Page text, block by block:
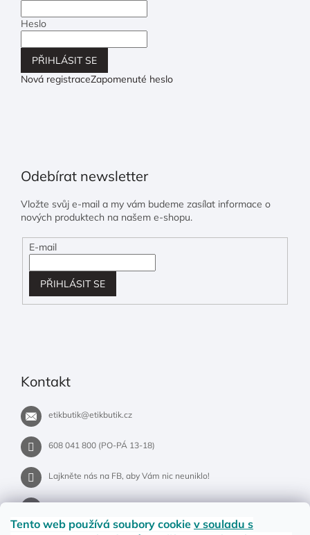
Tento web používá soubory cookie v souladu s
Heslo
PŘIHLÁSIT SE
Nová registraceZapomenuté heslo
Odebírat newsletter
Vložte svůj e-mail a my vám budeme zasílat informace o
nových produktech na našem e-shopu.
E-mail
PŘIHLÁSIT SE
Kontakt
etikbutik@etikbutik.cz
608 041 800 (PO-PÁ 13-18)
Lajkněte nás na FB, aby Vám nic neuniklo!